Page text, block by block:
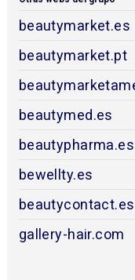
beautymarket.es
beautymarket.pt
beautymed.es
beautypharma.es
bewellty.es
beautycontact.es
gallery-hair.com